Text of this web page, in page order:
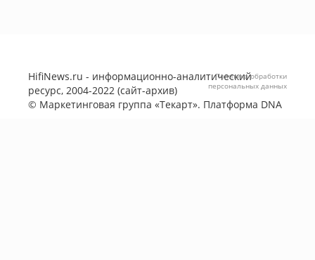
HifiNews.ru - информационно-аналитический
ресурс, 2004-2022 (сайт-архив)
© Маркетинговая группа «Текарт». Платформа DNA
Политика обработки
персональных данных